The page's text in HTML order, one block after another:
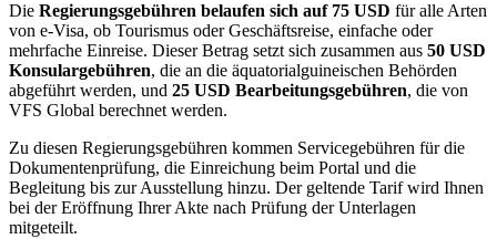
Die Regierungsgebühren belaufen sich auf 75 USD für alle Arten
von e-Visa, ob Tourismus oder Geschäftsreise, einfache oder
mehrfache Einreise. Dieser Betrag setzt sich zusammen aus 50 USD
Konsulargebühren, die an die äquatorialguineischen Behörden
abgeführt werden, und 25 USD Bearbeitungsgebühren, die von
VFS Global berechnet werden.
Zu diesen Regierungsgebühren kommen Servicegebühren für die
Dokumentenprüfung, die Einreichung beim Portal und die
Begleitung bis zur Ausstellung hinzu. Der geltende Tarif wird Ihnen
bei der Eröffnung Ihrer Akte nach Prüfung der Unterlagen
mitgeteilt.